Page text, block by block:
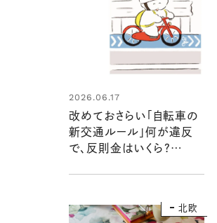
2026.06.17
改めておさらい「自転車の
新交通ルール」何が違反
で、反則金はいくら？
北欧